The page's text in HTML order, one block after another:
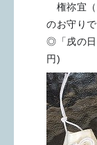
権祢宜（
のお守りで
◎「戌の
円)